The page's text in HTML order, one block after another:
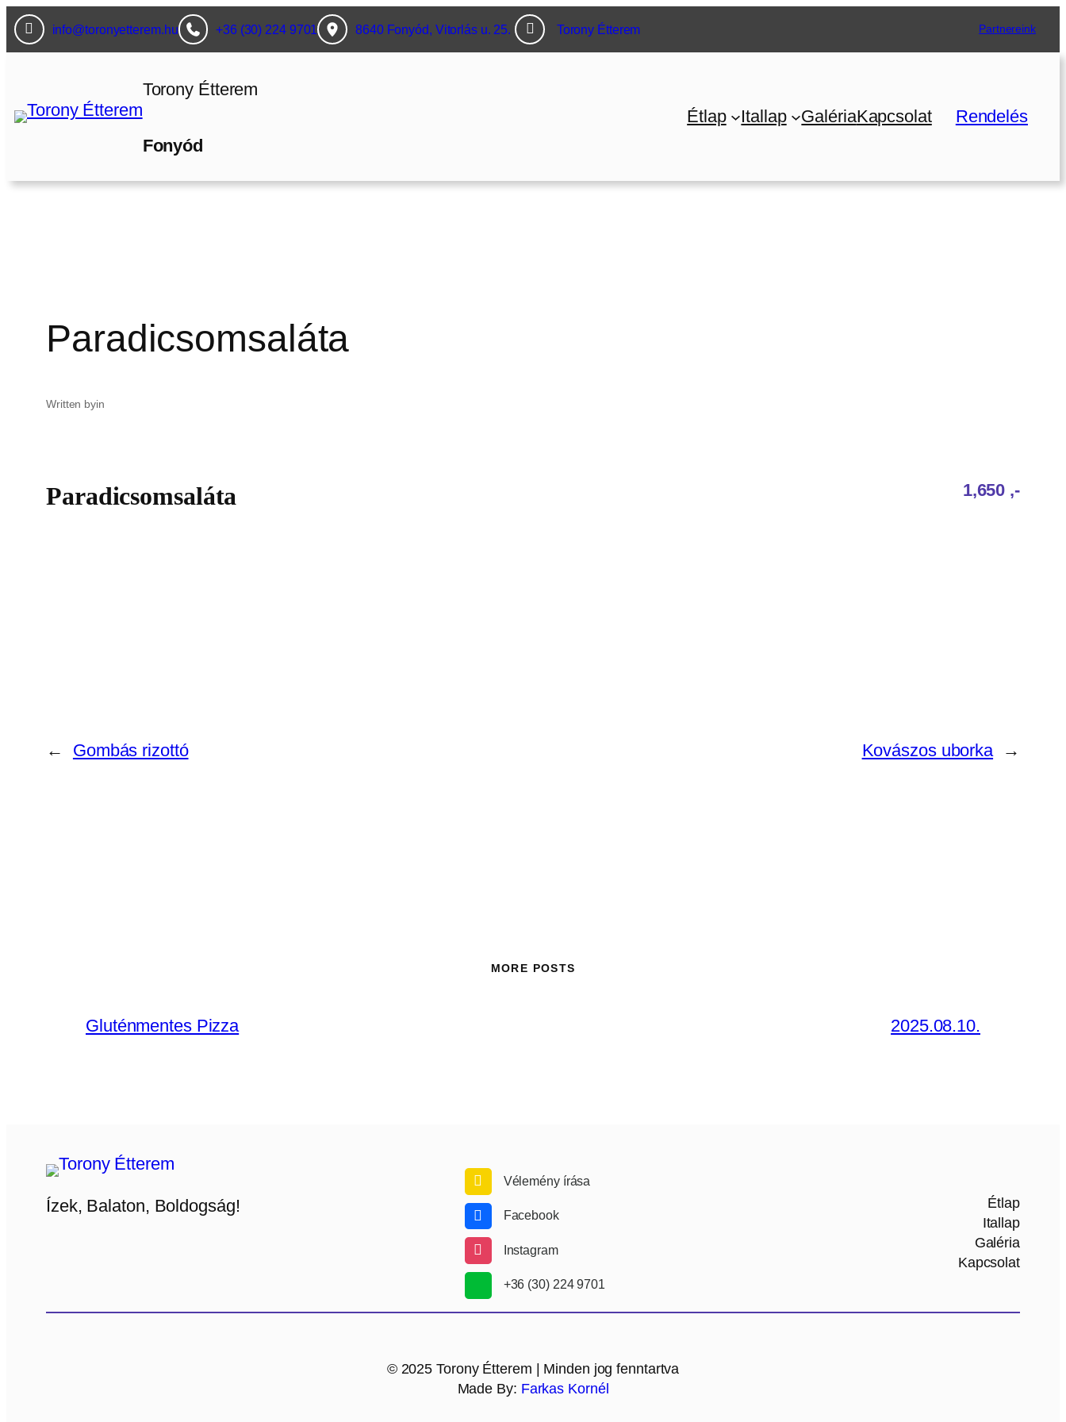
Ugrás
a
info@toronyetterem.hu +36 (30) 224 9701 8640 Fonyód, Vitorlás u. 25. Torony Étterem Partnereink
Torony Étterem
Fonyód
Étlap Itallap GalériaKapcsolat Rendelés
Paradicsomsaláta
Written byin
Paradicsomsaláta 1,650‎ ,-
← Gombás rizottó Kovászos uborka →
MORE POSTS
Gluténmentes Pizza 2025.08.10.
Ízek, Balaton, Boldogság!
Vélemény írása
Facebook
Instagram
+36 (30) 224 9701
Étlap
Itallap
Galéria
Kapcsolat
© 2025 Torony Étterem | Minden jog fenntartva
Made By: Farkas Kornél